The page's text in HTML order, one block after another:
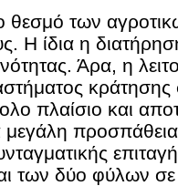
θεσμό των
Η ίδια η
Άρα, η
πλαίσιο και
προσπάθεια
των δύο φύλων